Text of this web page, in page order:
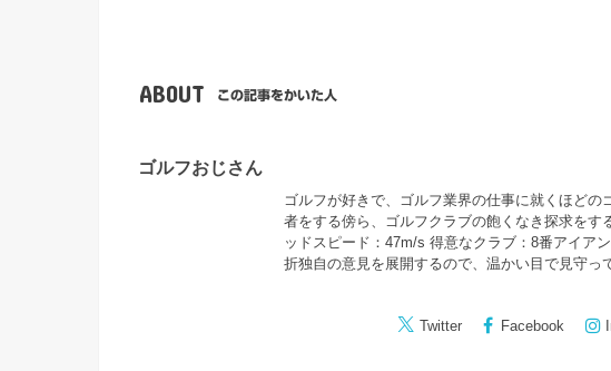
ABOUT この記事をかいた人
ゴルフおじさん
ゴルフが好きで、ゴルフ業界の仕事に就くほど
者をする傍ら、ゴルフクラブの飽くなき探求を
ッドスピード：47m/s 得意なクラブ：8番アイア
折独自の意見を展開するので、温かい目で見守っ
Twitter Facebook